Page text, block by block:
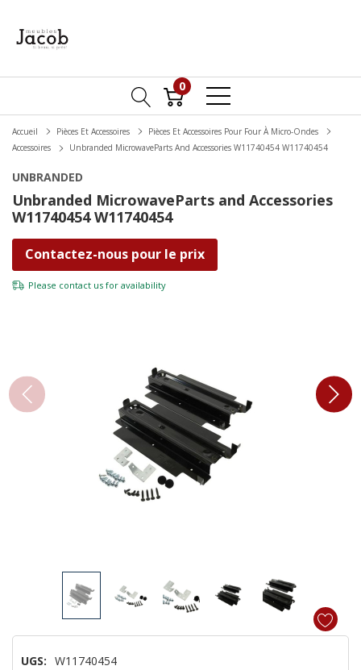
0
Accueil Pièces Et Accessoires
Pièces Et Accessoires Pour Four À Micro-Ondes
Accessoires
Unbranded MicrowaveParts And Accessories W11740454 W11740454
UNBRANDED
Unbranded MicrowaveParts and Accessories
W11740454 W11740454
Contactez-nous pour le prix
Please contact us for availability
UGS: W11740454